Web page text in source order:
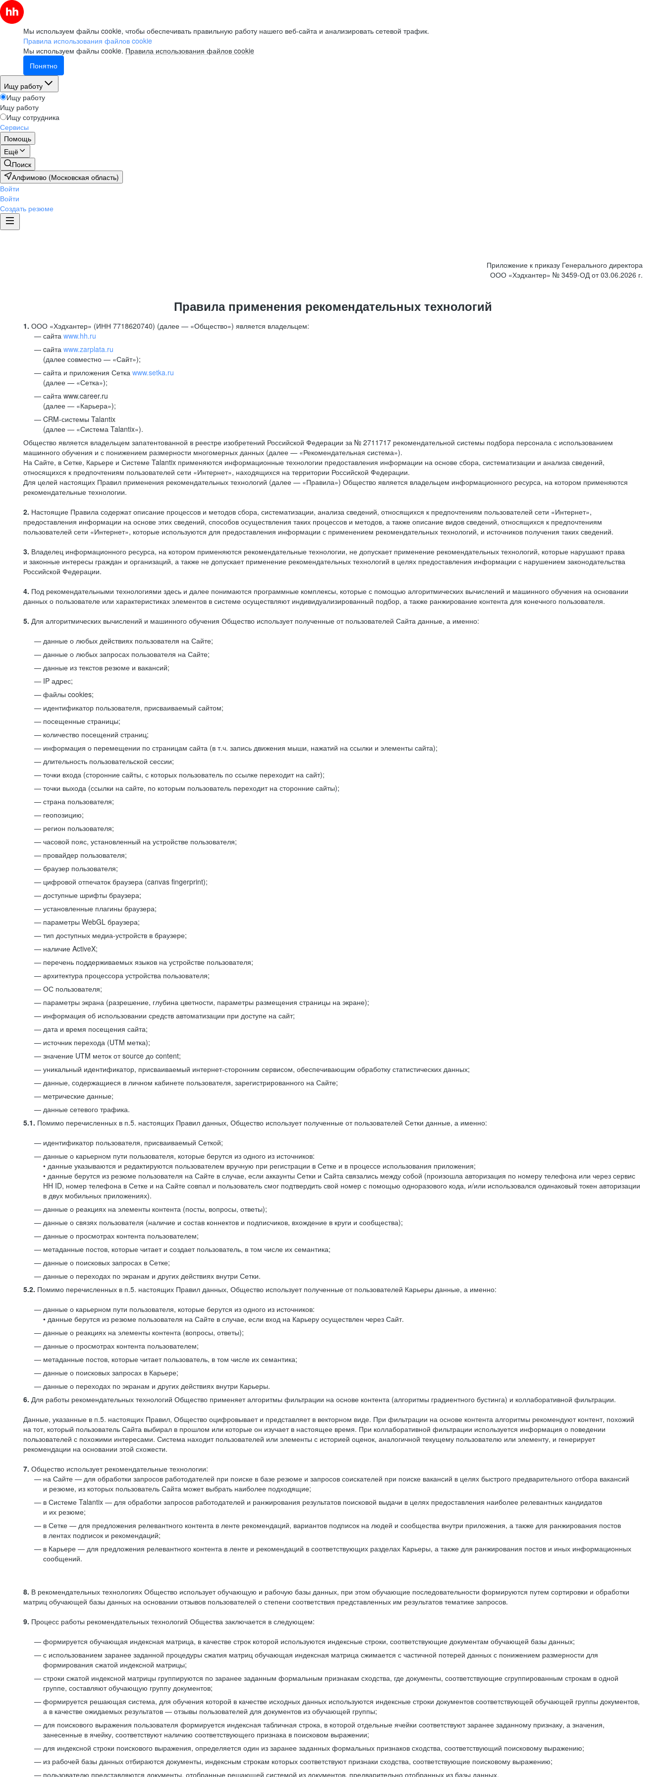
Мы используем файлы cookie, чтобы обеспечивать правильную работу нашего веб-сайта и анализировать сетевой трафик.
Правила использования файлов cookie
Мы используем файлы cookie. Правила использования файлов cookie
Понятно
Ищу работу
Ищу работу
Ищу работу
Ищу сотрудника
Сервисы
Помощь
Ещё
Поиск
Алфимово (Московская область)
Войти
Войти
Создать резюме
Приложение к приказу Генерального директора
ООО «Хэдхантер» № 3459-ОД от 03.06.2026 г.
Правила применения рекомендательных технологий
1. ООО «Хэдхантер» (ИНН 7718620740) (далее — «Общество») является владельцем:
сайта www.hh.ru
cайта www.zarplata.ru
(далее совместно — «Сайт»);
сайта и приложения Сетка www.setka.ru
(далее — «Сетка»);
сайта www.career.ru
(далее — «Карьера»);
CRM-системы Talantix
(далее — «Система Talantix»).
Общество является владельцем запатентованной в реестре изобретений Российской Федерации за № 2711717 рекомендательной системы подбора персонала с использованием
машинного обучения и с понижением размерности многомерных данных (далее — «Рекомендательная система»).
На Сайте, в Сетке, Карьере и Системе Talantix применяются информационные технологии предоставления информации на основе сбора, систематизации и анализа сведений,
относящихся к предпочтениям пользователей сети «Интернет», находящихся на территории Российской Федерации.
Для целей настоящих Правил применения рекомендательных технологий (далее — «Правила») Общество является владельцем информационного ресурса, на котором применяются
рекомендательные технологии.
2. Настоящие Правила содержат описание процессов и методов сбора, систематизации, анализа сведений, относящихся к предпочтениям пользователей сети «Интернет»,
предоставления информации на основе этих сведений, способов осуществления таких процессов и методов, а также описание видов сведений, относящихся к предпочтениям
пользователей сети «Интернет», которые используются для предоставления информации с применением рекомендательных технологий, и источников получения таких сведений.
3. Владелец информационного ресурса, на котором применяются рекомендательные технологии, не допускает применение рекомендательных технологий, которые нарушают права
и законные интересы граждан и организаций, а также не допускает применение рекомендательных технологий в целях предоставления информации с нарушением законодательства
Российской Федерации.
4. Под рекомендательными технологиями здесь и далее понимаются программные комплексы, которые с помощью алгоритмических вычислений и машинного обучения на основании
данных о пользователе или характеристиках элементов в системе осуществляют индивидуализированный подбор, а также ранжирование контента для конечного пользователя.
5. Для алгоритмических вычислений и машинного обучения Общество использует полученные от пользователей Сайта данные, а именно:
данные о любых действиях пользователя на Сайте;
данные о любых запросах пользователя на Сайте;
данные из текстов резюме и вакансий;
IP адрес;
файлы cookies;
идентификатор пользователя, присваиваемый сайтом;
посещенные страницы;
количество посещений страниц;
информация о перемещении по страницам сайта (в т.ч. запись движения мыши, нажатий на ссылки и элементы сайта);
длительность пользовательской сессии;
точки входа (сторонние сайты, с которых пользователь по ссылке переходит на сайт);
точки выхода (ссылки на сайте, по которым пользователь переходит на сторонние сайты);
страна пользователя;
геопозицию;
регион пользователя;
часовой пояс, установленный на устройстве пользователя;
провайдер пользователя;
браузер пользователя;
цифровой отпечаток браузера (canvas fingerprint);
доступные шрифты браузера;
установленные плагины браузера;
параметры WebGL браузера;
тип доступных медиа-устройств в браузере;
наличие ActiveX;
перечень поддерживаемых языков на устройстве пользователя;
архитектура процессора устройства пользователя;
ОС пользователя;
параметры экрана (разрешение, глубина цветности, параметры размещения страницы на экране);
информация об использовании средств автоматизации при доступе на сайт;
дата и время посещения сайта;
источник перехода (UTM метка);
значение UTM меток от source до content;
уникальный идентификатор, присваиваемый интернет-сторонним сервисом, обеспечивающим обработку статистических данных;
данные, содержащиеся в личном кабинете пользователя, зарегистрированного на Сайте;
метрические данные;
данные сетевого трафика.
5.1. Помимо перечисленных в п.5. настоящих Правил данных, Общество использует полученные от пользователей Сетки данные, а именно:
идентификатор пользователя, присваиваемый Сеткой;
данные о карьерном пути пользователя, которые берутся из одного из источников:
• данные указываются и редактируются пользователем вручную при регистрации в Сетке и в процессе использования приложения;
• данные берутся из резюме пользователя на Сайте в случае, если аккаунты Сетки и Сайта связались между собой (произошла авторизация по номеру телефона или через сервис
HH ID, номер телефона в Сетке и на Сайте совпал и пользователь смог подтвердить свой номер с помощью одноразового кода, и/или использовался одинаковый токен авторизации
в двух мобильных приложениях).
данные о реакциях на элементы контента (посты, вопросы, ответы);
данные о связях пользователя (наличие и состав коннектов и подписчиков, вхождение в круги и сообщества);
данные о просмотрах контента пользователем;
метаданные постов, которые читает и создает пользователь, в том числе их семантика;
данные о поисковых запросах в Сетке;
данные о переходах по экранам и других действиях внутри Сетки.
5.2. Помимо перечисленных в п.5. настоящих Правил данных, Общество использует полученные от пользователей Карьеры данные, а именно:
данные о карьерном пути пользователя, которые берутся из одного из источников:
• данные берутся из резюме пользователя на Сайте в случае, если вход на Карьеру осуществлен через Сайт.
данные о реакциях на элементы контента (вопросы, ответы);
данные о просмотрах контента пользователем;
метаданные постов, которые читает пользователь, в том числе их семантика;
данные о поисковых запросах в Карьере;
данные о переходах по экранам и других действиях внутри Карьеры.
6. Для работы рекомендательных технологий Общество применяет алгоритмы фильтрации на основе контента (алгоритмы градиентного бустинга) и коллаборативной фильтрации.
Данные, указанные в п.5. настоящих Правил, Общество оцифровывает и представляет в векторном виде. При фильтрации на основе контента алгоритмы рекомендуют контент, похожий
на тот, который пользователь Сайта выбирал в прошлом или которые он изучает в настоящее время. При коллаборативной фильтрации используется информация о поведении
пользователей с похожими интересами. Система находит пользователей или элементы с историей оценок, аналогичной текущему пользователю или элементу, и генерирует
рекомендации на основании этой схожести.
7. Общество использует рекомендательные технологии:
на Сайте — для обработки запросов работодателей при поиске в базе резюме и запросов соискателей при поиске вакансий в целях быстрого предварительного отбора вакансий
и резюме, из которых пользователь Сайта может выбрать наиболее подходящие;
в Системе Talantix — для обработки запросов работодателей и ранжирования результатов поисковой выдачи в целях предоставления наиболее релевантных кандидатов
и их резюме;
в Сетке — для предложения релевантного контента в ленте рекомендаций, вариантов подписок на людей и сообщества внутри приложения, а также для ранжирования постов
в лентах подписок и рекомендаций;
в Карьере — для предложения релевантного контента в ленте и рекомендаций в соответствующих разделах Карьеры, а также для ранжирования постов и иных информационных
сообщений.
8. В рекомендательных технологиях Общество использует обучающую и рабочую базы данных, при этом обучающие последовательности формируются путем сортировки и обработки
матриц обучающей базы данных на основании отзывов пользователей о степени соответствия представленных им результатов тематике запросов.
9. Процесс работы рекомендательных технологий Общества заключается в следующем:
формируется обучающая индексная матрица, в качестве строк которой используются индексные строки, соответствующие документам обучающей базы данных;
с использованием заранее заданной процедуры сжатия матриц обучающая индексная матрица сжимается с частичной потерей данных с понижением размерности для
формирования сжатой индексной матрицы;
строки сжатой индексной матрицы группируются по заранее заданным формальным признакам сходства, где документы, соответствующие сгруппированным строкам в одной
группе, составляют обучающую группу документов;
формируется решающая система, для обучения которой в качестве исходных данных используются индексные строки документов соответствующей обучающей группы документов,
а в качестве ожидаемых результатов — отзывы пользователей для документов из обучающей группы;
для поискового выражения пользователя формируется индексная табличная строка, в которой отдельные ячейки соответствуют заранее заданному признаку, а значения,
занесенные в ячейку, соответствуют наличию соответствующего признака в поисковом выражении;
для индексной строки поискового выражения, определяется один из заранее заданных формальных признаков сходства, соответствующий поисковому выражению;
из рабочей базы данных отбираются документы, индексным строкам которых соответствуют признаки сходства, соответствующие поисковому выражению;
пользователю представляются документы, отобранные решающей системой из документов, предварительно отобранных из базы данных.